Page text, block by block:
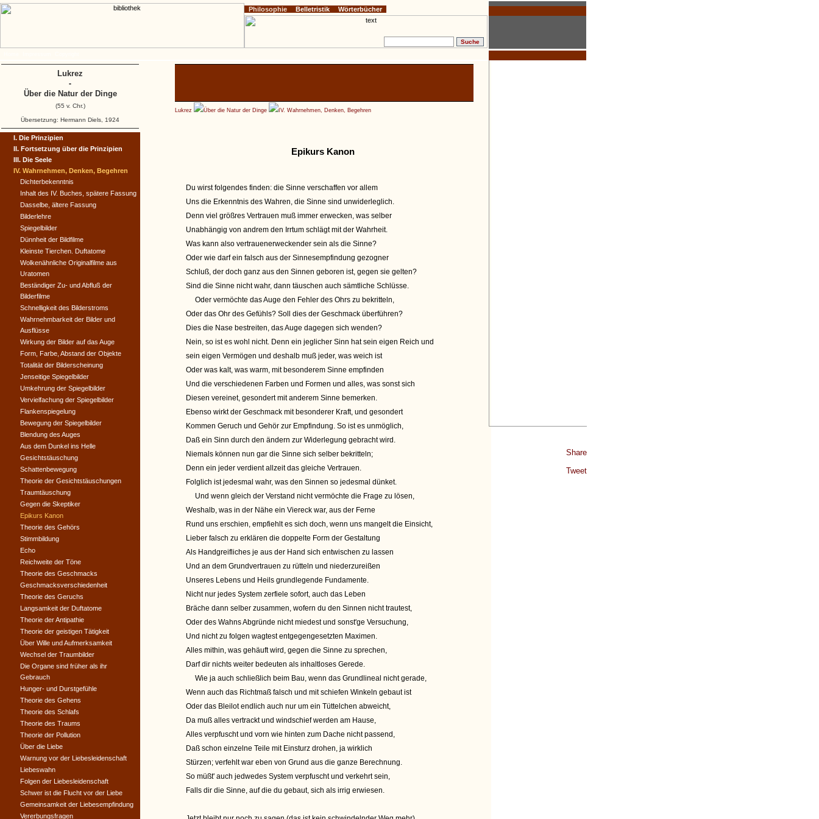
Share
Tweet
Lukrez Über die Natur der Dinge IV. Wahrnehmen, Denken, Begehren
Epikurs Kanon
Du wirst folgendes finden: die Sinne verschaffen vor allem
Uns die Erkenntnis des Wahren, die Sinne sind unwiderleglich.
Denn viel größres Vertrauen muß immer erwecken, was selber
Unabhängig von andrem den Irrtum schlägt mit der Wahrheit.
Was kann also vertrauenerweckender sein als die Sinne?
Oder wie darf ein falsch aus der Sinnesempfindung gezogner
Schluß, der doch ganz aus den Sinnen geboren ist, gegen sie gelten?
Sind die Sinne nicht wahr, dann täuschen auch sämtliche Schlüsse.
Oder vermöchte das Auge den Fehler des Ohrs zu bekritteln,
Oder das Ohr des Gefühls? Soll dies der Geschmack überführen?
Dies die Nase bestreiten, das Auge dagegen sich wenden?
Nein, so ist es wohl nicht. Denn ein jeglicher Sinn hat sein eigen Reich und
sein eigen Vermögen und deshalb muß jeder, was weich ist
Oder was kalt, was warm, mit besonderem Sinne empfinden
Und die verschiedenen Farben und Formen und alles, was sonst sich
Diesen vereinet, gesondert mit anderem Sinne bemerken.
Ebenso wirkt der Geschmack mit besonderer Kraft, und gesondert
Kommen Geruch und Gehör zur Empfindung. So ist es unmöglich,
Daß ein Sinn durch den ändern zur Widerlegung gebracht wird.
Niemals können nun gar die Sinne sich selber bekritteln;
Denn ein jeder verdient allzeit das gleiche Vertrauen.
Folglich ist jedesmal wahr, was den Sinnen so jedesmal dünket.
Und wenn gleich der Verstand nicht vermöchte die Frage zu lösen,
Weshalb, was in der Nähe ein Viereck war, aus der Ferne
Rund uns erschien, empfiehlt es sich doch, wenn uns mangelt die Einsicht,
Lieber falsch zu erklären die doppelte Form der Gestaltung
Als Handgreifliches je aus der Hand sich entwischen zu lassen
Und an dem Grundvertrauen zu rütteln und niederzureißen
Unseres Lebens und Heils grundlegende Fundamente.
Nicht nur jedes System zerfiele sofort, auch das Leben
Bräche dann selber zusammen, wofern du den Sinnen nicht trautest,
Oder des Wahns Abgründe nicht miedest und sonst'ge Versuchung,
Und nicht zu folgen wagtest entgegengesetzten Maximen.
Alles mithin, was gehäuft wird, gegen die Sinne zu sprechen,
Darf dir nichts weiter bedeuten als inhaltloses Gerede.
Wie ja auch schließlich beim Bau, wenn das Grundlineal nicht gerade,
Wenn auch das Richtmaß falsch und mit schiefen Winkeln gebaut ist
Oder das Bleilot endlich auch nur um ein Tüttelchen abweicht,
Da muß alles vertrackt und windschief werden am Hause,
Alles verpfuscht und vorn wie hinten zum Dache nicht passend,
Daß schon einzelne Teile mit Einsturz drohen, ja wirklich
Stürzen; verfehlt war eben von Grund aus die ganze Berechnung.
So müßt' auch jedwedes System verpfuscht und verkehrt sein,
Falls dir die Sinne, auf die du gebaut, sich als irrig erwiesen.
I. Die Prinzipien
II. Fortsetzung über die Prinzipien
III. Die Seele
IV. Wahrnehmen, Denken, Begehren
Dichterbekenntnis
Inhalt des IV. Buches, spätere Fassung
Dasselbe, ältere Fassung
Bilderlehre
Spiegelbilder
Dünnheit der Bildfilme
Kleinste Tierchen. Duftatome
Wolkenähnliche Originalfilme aus
Uratomen
Beständiger Zu- und Abfluß der
Bilderfilme
Schnelligkeit des Bilderstroms
Wahrnehmbarkeit der Bilder und
Ausflüsse
Wirkung der Bilder auf das Auge
Form, Farbe, Abstand der Objekte
Totalität der Bilderscheinung
Jenseitige Spiegelbilder
Umkehrung der Spiegelbilder
Vervielfachung der Spiegelbilder
Flankenspiegelung
Bewegung der Spiegelbilder
Blendung des Auges
Aus dem Dunkel ins Helle
Gesichtstäuschung
Schattenbewegung
Theorie der Gesichtstäuschungen
Traumtäuschung
Gegen die Skeptiker
Epikurs Kanon
Theorie des Gehörs
Stimmbildung
Echo
Reichweite der Töne
Theorie des Geschmacks
Geschmacksverschiedenheit
Theorie des Geruchs
Langsamkeit der Duftatome
Theorie der Antipathie
Theorie der geistigen Tätigkeit
Über Wille und Aufmerksamkeit
Wechsel der Traumbilder
Die Organe sind früher als ihr
Gebrauch
Hunger- und Durstgefühle
Theorie des Gehens
Theorie des Schlafs
Theorie des Traums
Theorie der Pollution
Über die Liebe
Warnung vor der Liebesleidenschaft
Liebeswahn
Folgen der Liebesleidenschaft
Schwer ist die Flucht vor der Liebe
Gemeinsamkeit der Liebesempfindung
Vererbungsfragen
Philosophie Belletristik Wörterbücher
Lukrez
-
Über die Natur der Dinge
(55 v. Chr.)
Übersetzung: Hermann Diels, 1924